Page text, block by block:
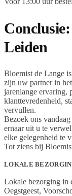
Leiden
Bloemist de Lange
zijn uw partner in
jarenlange ervaring,
klanttevredenheid,
vervullen.
Bezoek ons
ernaar uit u te
elke gelegenheid te
Tot ziens bij
LOKALE
Lokale bezorging in
Oegstgeest,